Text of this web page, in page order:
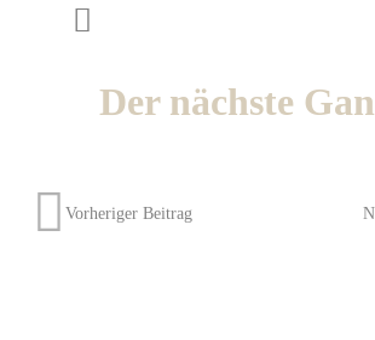
Der nächste
Vorheriger Beitrag